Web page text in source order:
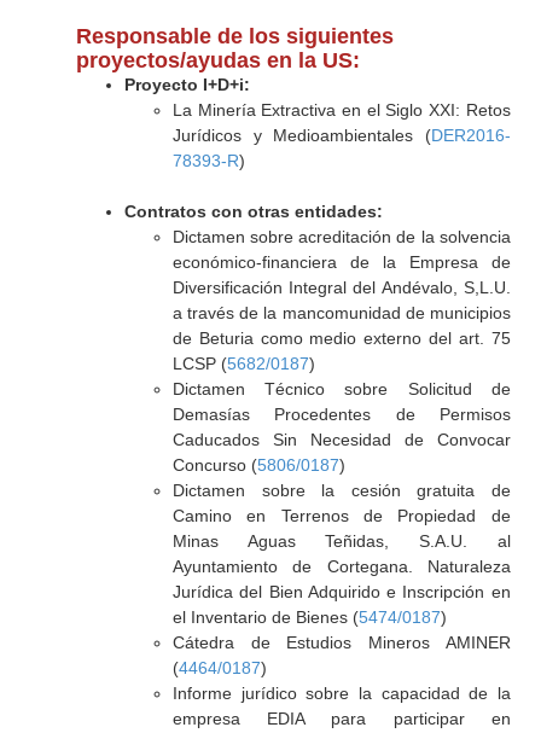
Responsable de los siguientes
proyectos/ayudas en la US:
Proyecto I+D+i:
La Minería Extractiva en el Siglo XXI: Retos
Jurídicos y Medioambientales (DER2016-
78393-R)
Contratos con otras entidades:
Dictamen sobre acreditación de la solvencia
económico-financiera de la Empresa de
Diversificación Integral del Andévalo, S,L.U.
a través de la mancomunidad de municipios
de Beturia como medio externo del art. 75
LCSP (5682/0187)
Dictamen Técnico sobre Solicitud de
Demasías Procedentes de Permisos
Caducados Sin Necesidad de Convocar
Concurso (5806/0187)
Dictamen sobre la cesión gratuita de
Camino en Terrenos de Propiedad de
Minas Aguas Teñidas, S.A.U. al
Ayuntamiento de Cortegana. Naturaleza
Jurídica del Bien Adquirido e Inscripción en
el Inventario de Bienes (5474/0187)
Cátedra de Estudios Mineros AMINER
(4464/0187)
Informe jurídico sobre la capacidad de la
empresa EDIA para participar en